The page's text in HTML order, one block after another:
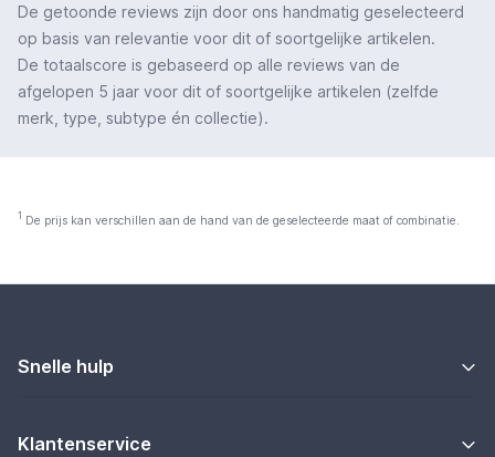
De getoonde reviews zijn door ons handmatig geselecteerd
op basis van relevantie voor dit of soortgelijke artikelen.
De totaalscore is gebaseerd op alle reviews van de
afgelopen 5 jaar voor dit of soortgelijke artikelen (zelfde
merk, type, subtype én collectie).
1 De prijs kan verschillen aan de hand van de geselecteerde maat of combinatie.
Snelle hulp
Klantenservice